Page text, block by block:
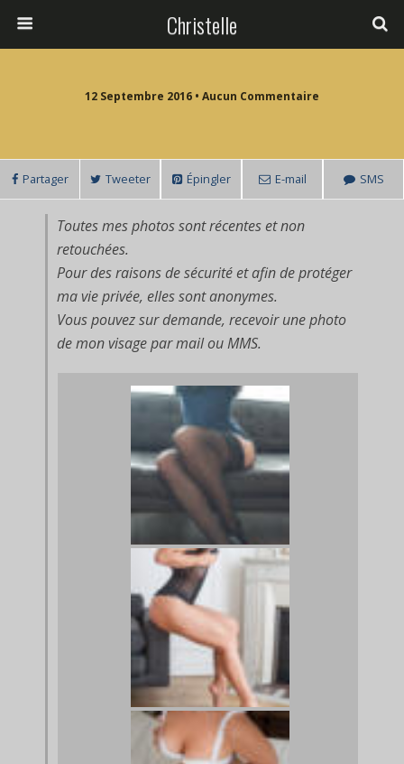
Christelle
12 Septembre 2016 • Aucun Commentaire
Partager Tweeter Épingler E-mail SMS
Toutes mes photos sont récentes et non
retouchées.
Pour des raisons de sécurité et afin de protéger
ma vie privée, elles sont anonymes.
Vous pouvez sur demande, recevoir une photo
de mon visage par mail ou MMS.